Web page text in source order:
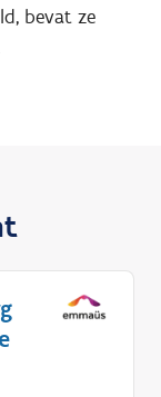
bevat ze